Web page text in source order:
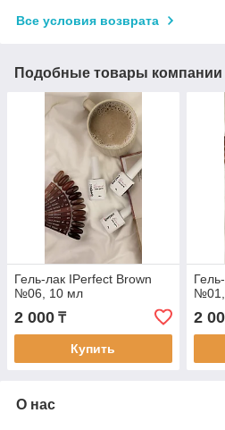
Все условия возврата
Подобные товары компании
Гель-лак IPerfect Brown
№06, 10 мл
2 000 ₸
Купить
2
О нас